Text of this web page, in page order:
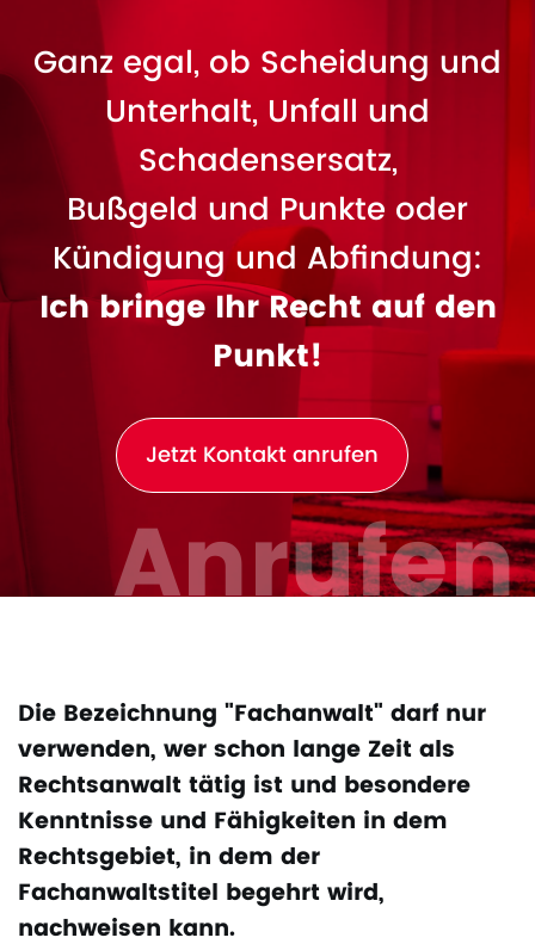
Ganz egal, ob Scheidung und
Unterhalt, Unfall und
Schadensersatz,
Bußgeld und Punkte oder
Kündigung und Abfindung:
Ich bringe Ihr Recht auf den
Punkt!
Jetzt Kontakt anrufen
Anrufen
Die Bezeichnung "Fachanwalt" darf nur
verwenden, wer schon lange Zeit als
Rechtsanwalt tätig ist und besondere
Kenntnisse und Fähigkeiten in dem
Rechtsgebiet, in dem der
Fachanwaltstitel begehrt wird,
nachweisen kann.